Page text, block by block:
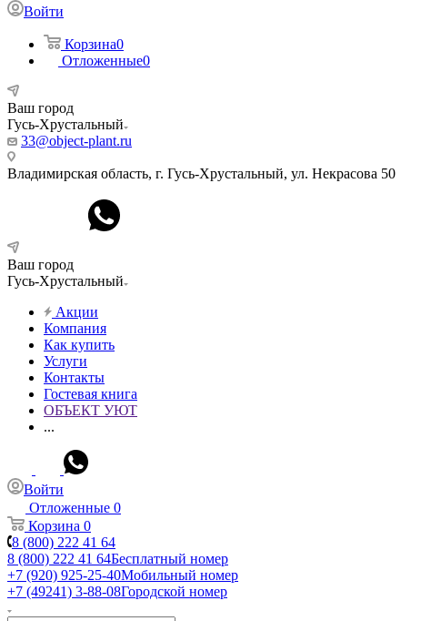
Войти
Корзина0
Отложенные0
Ваш город
Гусь-Хрустальный
33@object-plant.ru
Владимирская область, г. Гусь-Хрустальный, ул. Некрасова 50
Ваш город
Гусь-Хрустальный
Акции
Компания
Как купить
Услуги
Контакты
Гостевая книга
ОБЪЕКТ УЮТ
...
Войти
Отложенные 0
Корзина 0
8 (800) 222 41 64
8 (800) 222 41 64Бесплатный номер
+7 (920) 925-25-40Мобильный номер
+7 (49241) 3-88-08Городской номер